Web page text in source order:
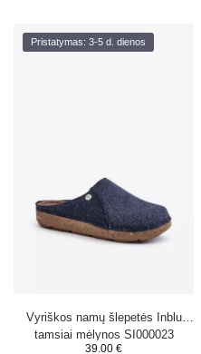
Pristatymas: 3-5 d. dienos
Vyriškos namų šlepetės Inblu
tamsiai mėlynos SI000023
39.00 €